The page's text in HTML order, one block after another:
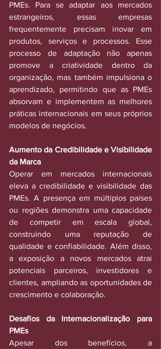
PMEs. Para se adaptar aos mercados
estrangeiros, essas empresas
frequentemente precisam inovar em
produtos, serviços e processos. Esse
processo de adaptação não apenas
promove a criatividade dentro da
organização, mas também impulsiona o
aprendizado, permitindo que as PMEs
absorvam e implementem as melhores
práticas internacionais em seus próprios
modelos de negócios.
Aumento da Credibilidade e Visibilidade
da Marca
Operar em mercados internacionais
eleva a credibilidade e visibilidade das
PMEs. A presença em múltiplos países
ou regiões demonstra uma capacidade
de competir em escala global,
construindo uma reputação de
qualidade e confiabilidade. Além disso,
a exposição a novos mercados atrai
potenciais parceiros, investidores e
clientes, ampliando as oportunidades de
crescimento e colaboração.
Desafios da Internacionalização para
PMEs
Apesar dos benefícios, a